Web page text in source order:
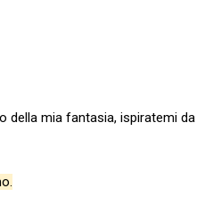
della mia fantasia, ispiratemi da